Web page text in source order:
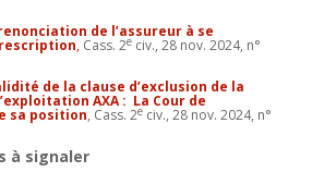
de l’assureur à se
,Cass. 2eciv., 28 nov. 2024, n°
de la clause d’exclusion de la
AXA : La Cour de
sa position, Cass. 2eciv., 28 nov. 2024, n°
à signaler